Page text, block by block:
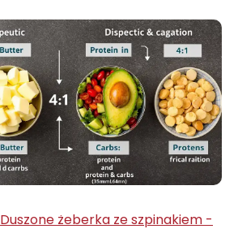
Duszone żeberka ze szpinakiem -